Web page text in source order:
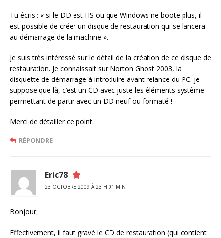
Tu écris : « si le DD est HS ou que Windows ne boote plus, il
est possible de créer un disque de restauration qui se lancera
au démarrage de la machine ».
Je suis très intéressé sur le détail de la création de ce disque de
restauration. Je connaissait sur Norton Ghost 2003, la
disquette de démarrage à introduire avant relance du PC. je
suppose que là, c’est un CD avec juste les éléments système
permettant de partir avec un DD neuf ou formaté !
Merci de détailler ce point.
RÉPONDRE
Eric78
23 OCTOBRE 2009 À 23 H 01 MIN
Bonjour,
Effectivement, il faut gravé le CD de restauration (qui contient